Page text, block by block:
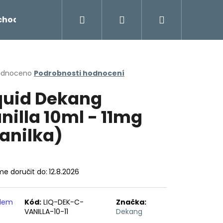
Napište námPřihlášení
Podrobnosti hodnocení
Dekang
10ml - 11mg
doručit do: 12.8.2026
Kód: LIQ-DEK-C-
VANILLA-10-11
Značka:
Dekang